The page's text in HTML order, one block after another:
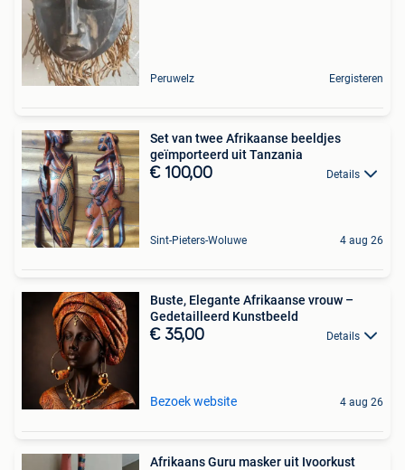
Peruwelz Eergisteren
Set van twee Afrikaanse beeldjes
geïmporteerd uit Tanzania
€ 100,00 Details
Sint-Pieters-Woluwe 4 aug 26
Buste, Elegante Afrikaanse vrouw –
Gedetailleerd Kunstbeeld
€ 35,00 Details
Bezoek website 4 aug 26
Afrikaans Guru masker uit Ivoorkust